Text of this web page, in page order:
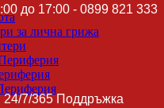
за лична грижа
до 17:00 - 0899 821 333
24/7/365 Поддръжка